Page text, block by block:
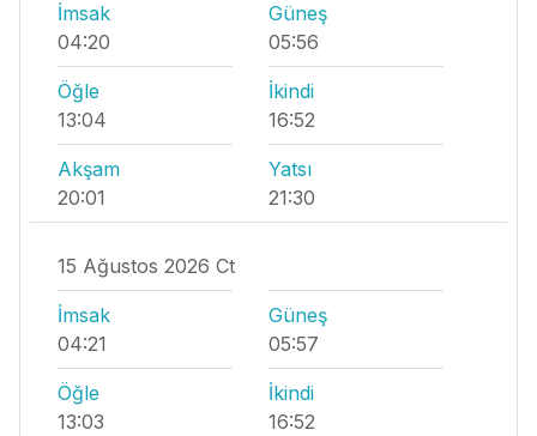
İmsak
04:20
Güneş
05:56
Öğle
13:04
İkindi
16:52
Akşam
20:01
Yatsı
21:30
15 Ağustos 2026 Ct
İmsak
04:21
Güneş
05:57
Öğle
13:03
İkindi
16:52